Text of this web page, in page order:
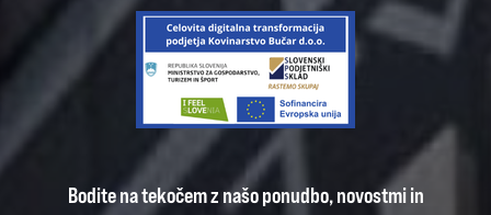
Bodite na tekočem z našo ponudbo, novostmi in